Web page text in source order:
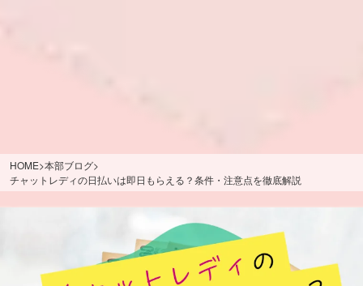
HOME>本部ブログ>
チャットレディの日払いは即日もらえる？条件・注意点を徹底解説